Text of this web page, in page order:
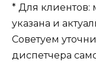
* Для клиентов:
указана и
Советуем
диспетчера